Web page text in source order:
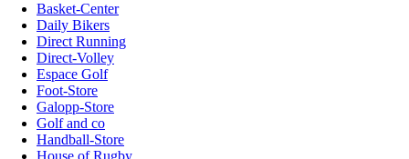
Basket-Center
Daily Bikers
Direct Running
Direct-Volley
Espace Golf
Foot-Store
Galopp-Store
Golf and co
Handball-Store